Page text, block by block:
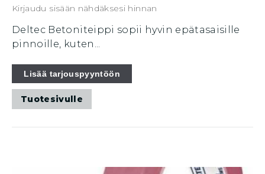
Kirjaudu sisään nähdäksesi hinnan
Deltec Betoniteippi sopii hyvin epätasaisille
pinnoille, kuten...
Lisää tarjouspyyntöön
Tuotesivulle